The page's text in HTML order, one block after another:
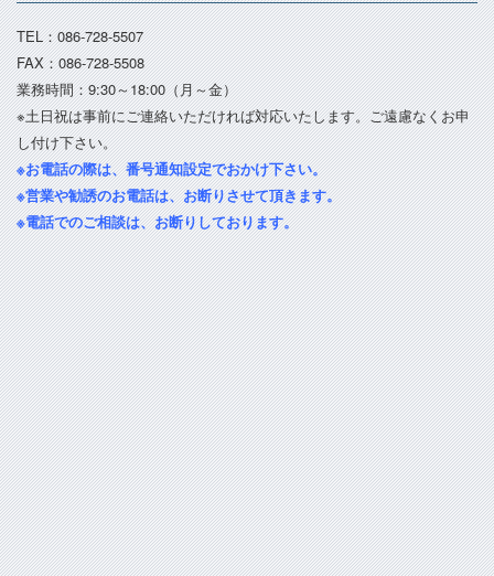
TEL：086-728-5507
FAX：086-728-5508
業務時間：9:30～18:00（月～金）
※土日祝は事前にご連絡いただければ対応いたします。ご遠慮なくお申
し付け下さい。
※お電話の際は、番号通知設定でおかけ下さい。
※営業や勧誘のお電話は、お断りさせて頂きます。
※電話でのご相談は、お断りしております。